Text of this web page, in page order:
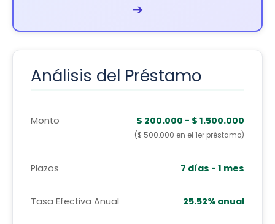
➔
Análisis del Préstamo
Monto $ 200.000 - $ 1.500.000
($ 500.000 en el 1er préstamo)
Plazos 7 días - 1 mes
Tasa Efectiva Anual 25.52% anual